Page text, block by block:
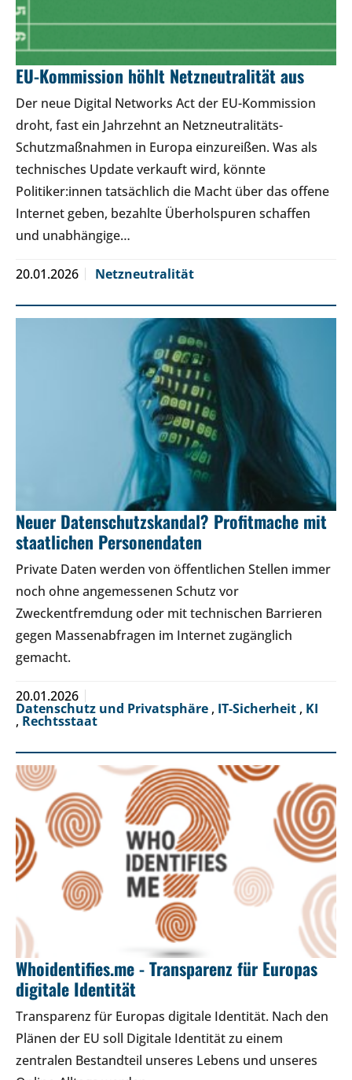
EU-Kommission höhlt Netzneutralität aus
Der neue Digital Networks Act der EU-Kommission
droht, fast ein Jahrzehnt an Netzneutralitäts-
Schutzmaßnahmen in Europa einzureißen. Was als
technisches Update verkauft wird, könnte
Politiker:innen tatsächlich die Macht über das offene
Internet geben, bezahlte Überholspuren schaffen
und unabhängige…
20.01.2026 Netzneutralität
Neuer Datenschutzskandal? Profitmache mit
staatlichen Personendaten
Private Daten werden von öffentlichen Stellen immer
noch ohne angemessenen Schutz vor
Zweckentfremdung oder mit technischen Barrieren
gegen Massenabfragen im Internet zugänglich
gemacht.
20.01.2026
Datenschutz und Privatsphäre , IT-Sicherheit , KI
, Rechtsstaat
Whoidentifies.me - Transparenz für Europas
digitale Identität
Transparenz für Europas digitale Identität. Nach den
Plänen der EU soll Digitale Identität zu einem
zentralen Bestandteil unseres Lebens und unseres